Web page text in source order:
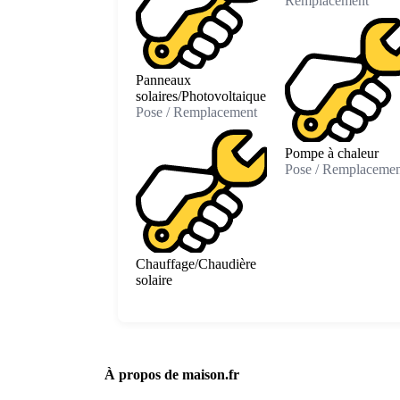
Panneaux
solaires/Photovoltaique
Pose / Remplacement
Chauffage/Chaudière
solaire
Pompe à chaleur
Pose /
À propos de maison.fr